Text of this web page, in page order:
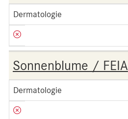
Dermatologie
Sonnenblume / FEIA
Dermatologie